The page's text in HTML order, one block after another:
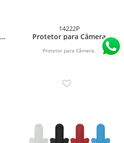
14222P
Protetor para Câmera
Protetor para Câmera.